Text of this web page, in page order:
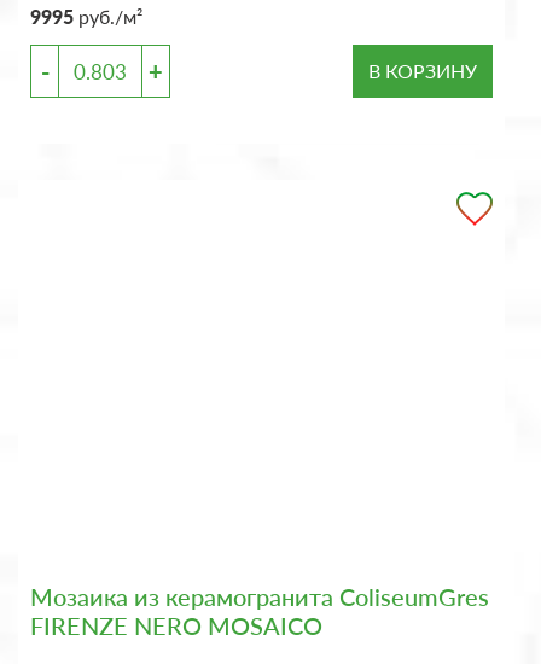
9995 руб./м²
- + В КОРЗИНУ
Мозаика из керамогранита ColiseumGres
FIRENZE NERO MOSAICO